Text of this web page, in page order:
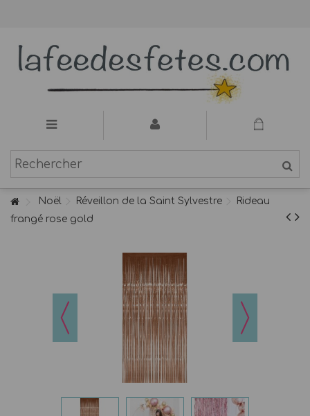
Noël Réveillon de la Saint Sylvestre
Rideau
frangé rose gold